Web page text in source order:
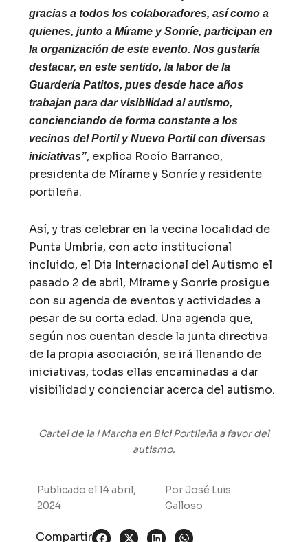
gracias a todos los colaboradores, así como a
quienes, junto a Mírame y Sonríe, participan en
la organización de este evento. Nos gustaría
destacar, en este sentido, la labor de la
Guardería Patitos, pues desde hace años
trabajan para dar visibilidad al autismo,
concienciando de forma constante a los
vecinos del Portil y Nuevo Portil con diversas
iniciativas”, explica Rocío Barranco,
presidenta de Mírame y Sonríe y residente
portileña.
Así, y tras celebrar en la vecina localidad de
Punta Umbría, con acto institucional
incluido, el Día Internacional del Autismo el
pasado 2 de abril, Mírame y Sonríe prosigue
con su agenda de eventos y actividades a
pesar de su corta edad. Una agenda que,
según nos cuentan desde la junta directiva
de la propia asociación, se irá llenando de
iniciativas, todas ellas encaminadas a dar
visibilidad y concienciar acerca del autismo.
Cartel de la I Marcha en Bici Portileña a favor del
autismo.
Publicado el14 abril,
2024
PorJosé Luis
Galloso
Compartir